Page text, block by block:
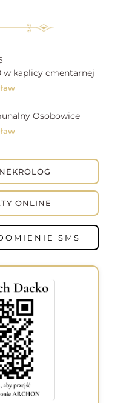
w kaplicy cmentarnej
Osobowice
ONLINE
SMS